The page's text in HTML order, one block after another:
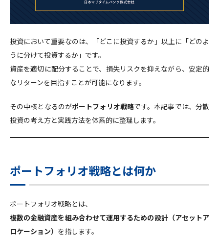
投資において重要なのは、「どこに投資するか」以上に「どのよ
うに分けて投資するか」です。
資産を適切に配分することで、損失リスクを抑えながら、安定的
なリターンを目指すことが可能になります。
その中核となるのがポートフォリオ戦略です。本記事では、分散
投資の考え方と実践方法を体系的に整理します。
ポートフォリオ戦略とは何か
ポートフォリオ戦略とは、
複数の金融資産を組み合わせて運用するための設計（アセットア
ロケーション） を指します。